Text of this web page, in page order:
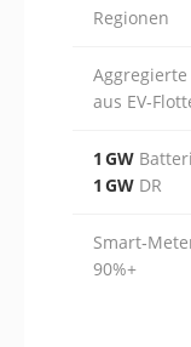
Regionen
Aggregierte
aus
1 GW
1 GW DR
90%+